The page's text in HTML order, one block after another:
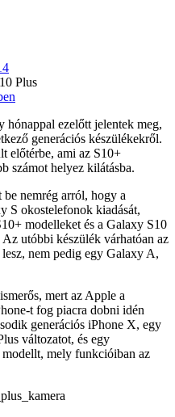
ezelőtt jelentek meg,
generációs készülékekről.
előtérbe, ami az S10+
számot helyez kilátásba.
nemrég arról, hogy a
S okostelefonok kiadását,
modelleket és a Galaxy S10
utóbbi készülék várhatóan az
nem pedig egy Galaxy A,
mert az Apple a
t fog piacra dobni idén
generációs iPhone X, egy
változatot, és egy
mely funkcióiban az